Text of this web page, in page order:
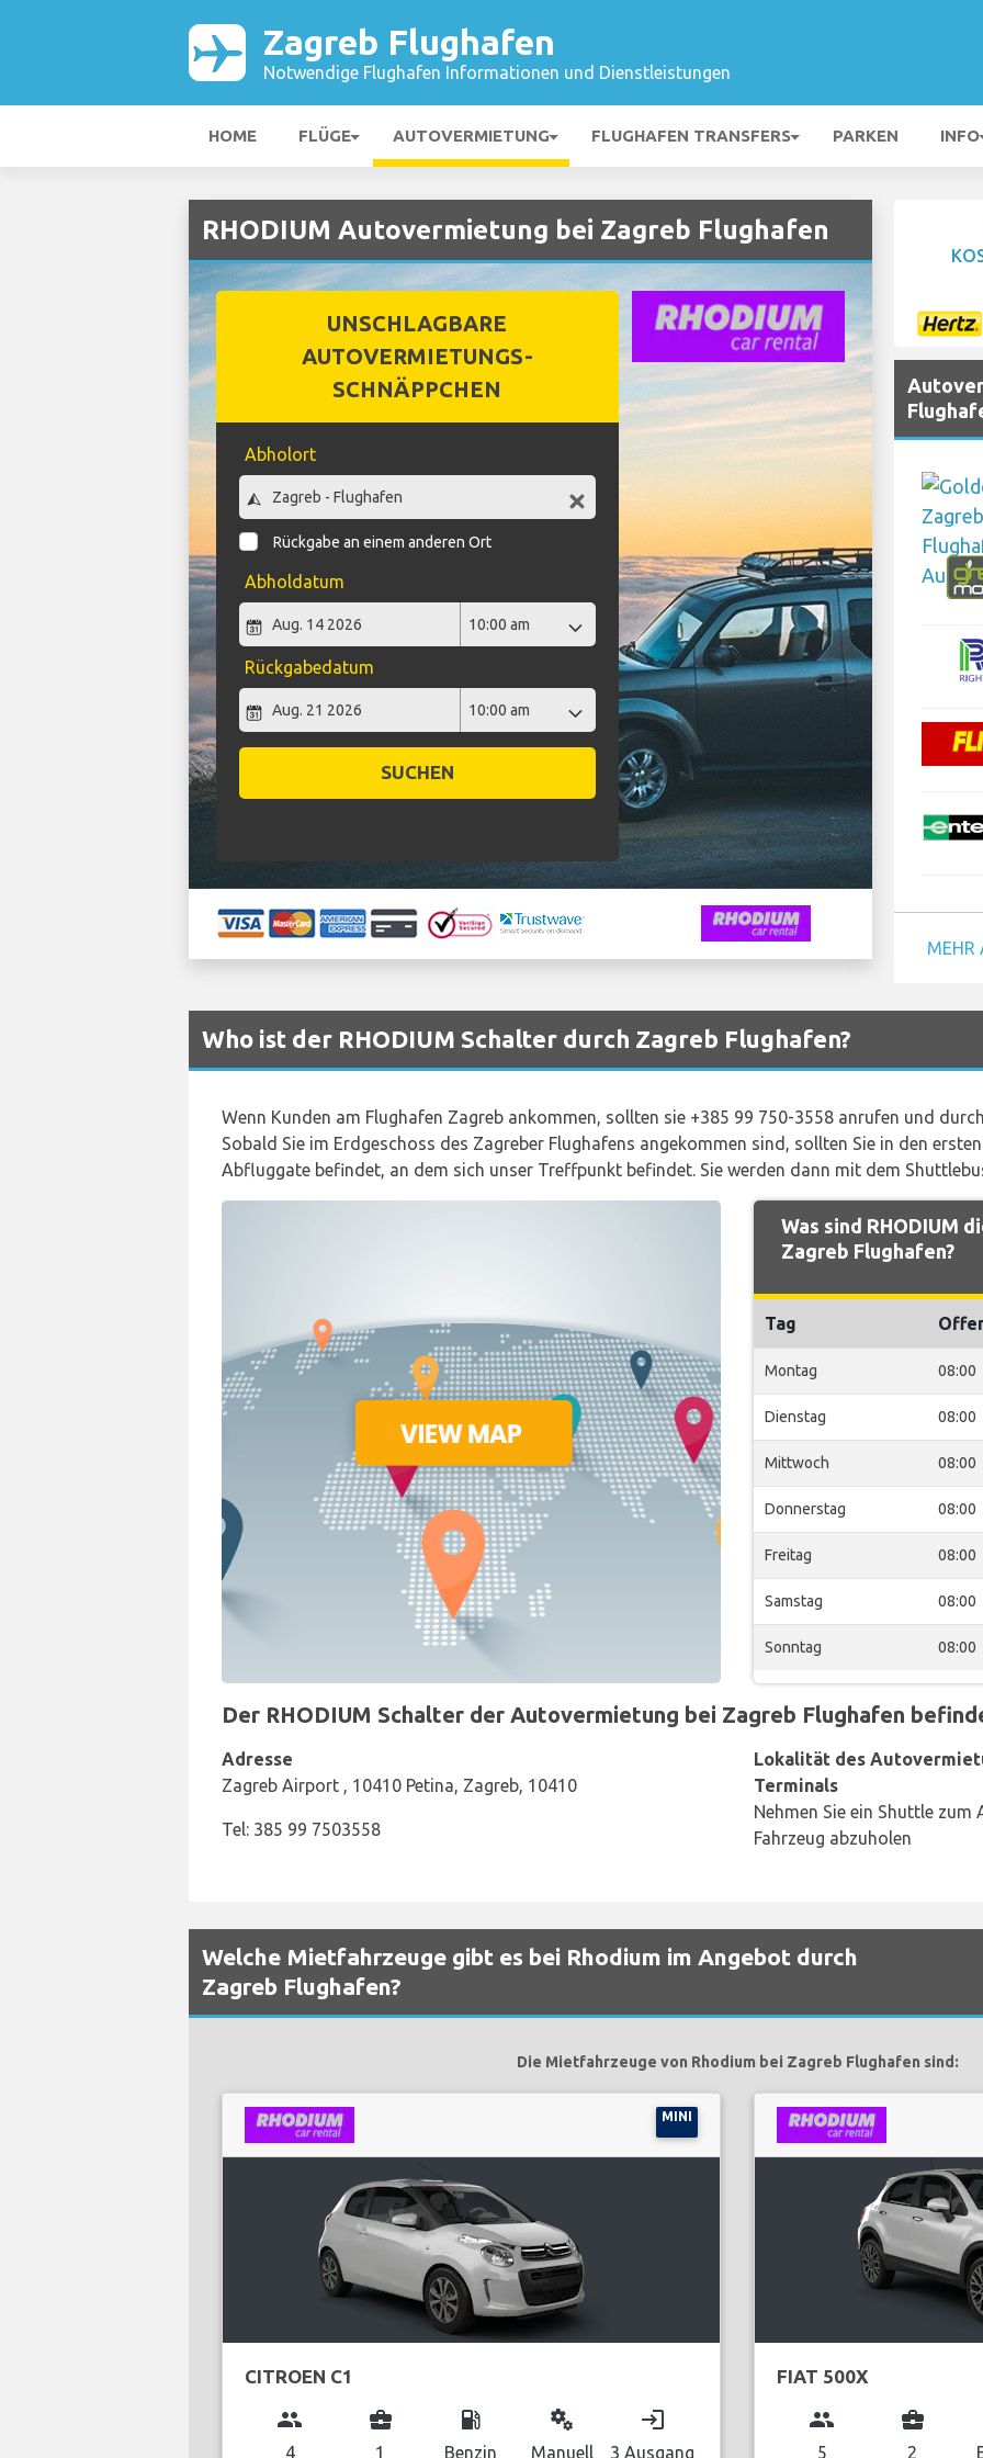
Zagreb Flughafen
Notwendige Flughafen Informationen und Dienstleistungen
HOME FLÜGE AUTOVERMIETUNG FLUGHAFEN TRANSFERS PARKEN INFO
RHODIUM Autovermietung bei Zagreb Flughafen
UNSCHLAGBARE
AUTOVERMIETUNGS-
SCHNÄPPCHEN
Abholort
Rückgabe an einem anderen Ort
Abholdatum
Rückgabedatum
SUCHEN
MEHR
Who ist der RHODIUM Schalter durch Zagreb Flughafen?
Wenn Kunden am Flughafen Zagreb ankommen, sollten sie +385 99 750-3558 anrufen und
Sobald Sie im Erdgeschoss des Zagreber Flughafens angekommen sind, sollten Sie in den
Abfluggate befindet, an dem sich unser Treffpunkt befindet. Sie werden dann mit dem
Was sind RHODIUM
Zagreb Flughafen?
Tag
Montag 08:00
Dienstag 08:00
Mittwoch 08:00
Donnerstag 08:00
Freitag 08:00
Samstag 08:00
Sonntag 08:00
Der RHODIUM Schalter der Autovermietung bei Zagreb Flughafen
Adresse
Zagreb Airport , 10410 Petina, Zagreb, 10410
Tel: 385 99 7503558
Lokalität des
Terminals
Nehmen Sie ein Shuttle
Fahrzeug abzuholen
Welche Mietfahrzeuge gibt es bei Rhodium im Angebot durch
Zagreb Flughafen?
Die Mietfahrzeuge von Rhodium bei Zagreb Flughafen sind:
MINI
CITROEN C1
group
4
business_center
1
local_gas_station
Benzin
miscellaneous_services
Manuell
login
3 Ausgang
FIAT 500X
group
5
business_center
2